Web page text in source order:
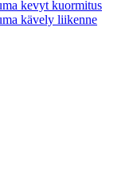
kevyt kuormitus
kävely liikenne